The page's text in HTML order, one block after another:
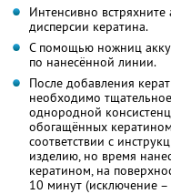
Интенсивно
дисперсии кератина.
С помощью ножниц
по нанесённой линии.
После добавления
необходимо
однородной
обогащённых
соответствии с
изделию, но время
кератином, на
10 минут (исключение